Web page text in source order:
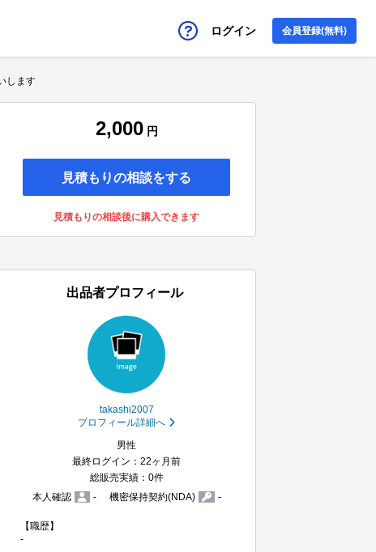
ログイン 会員登録(無料)
します
2,000 円
見積もりの相談をする
見積もりの相談後に購入できます
出品者プロフィール
takashi2007
プロフィール詳細へ
男性
最終ログイン：22ヶ月前
総販売実績：0件
本人確認
- 機密保持契約(NDA) -
【職歴】
-